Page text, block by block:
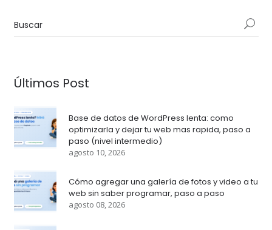
Últimos Post
Base de datos de WordPress lenta: como
optimizarla y dejar tu web mas rapida, paso a
paso (nivel intermedio)
agosto 10, 2026
Cómo agregar una galería de fotos y video a tu
web sin saber programar, paso a paso
agosto 08, 2026